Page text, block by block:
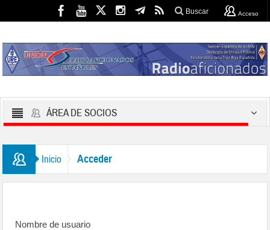
Buscar Acceso
ÁREA DE SOCIOS
Inicio Acceder
Nombre de usuario